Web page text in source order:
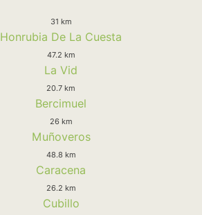
31 km
Honrubia De La Cuesta
47.2 km
La Vid
20.7 km
Bercimuel
26 km
Muñoveros
48.8 km
Caracena
26.2 km
Cubillo